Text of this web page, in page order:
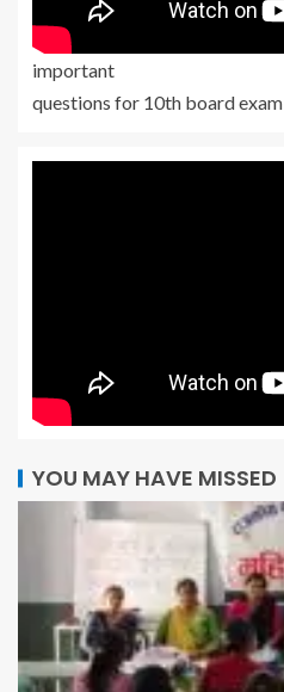
important
questions for 10th board exam
YOU MAY HAVE MISSED